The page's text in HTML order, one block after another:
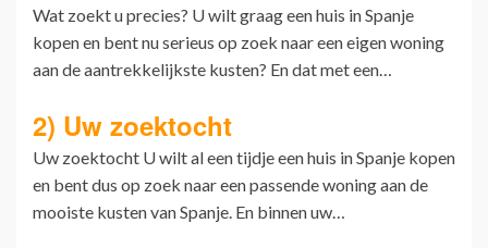
Wat zoekt u precies? U wilt graag een huis in Spanje
kopen en bent nu serieus op zoek naar een eigen woning
aan de aantrekkelijkste kusten? En dat met een…
2) Uw zoektocht
Uw zoektocht U wilt al een tijdje een huis in Spanje kopen
en bent dus op zoek naar een passende woning aan de
mooiste kusten van Spanje. En binnen uw…